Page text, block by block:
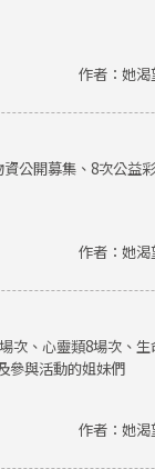
作者：她
公開募集、8次公益
作者：她
次、心靈類8場次、
參與活動的姐妹們
作者：她